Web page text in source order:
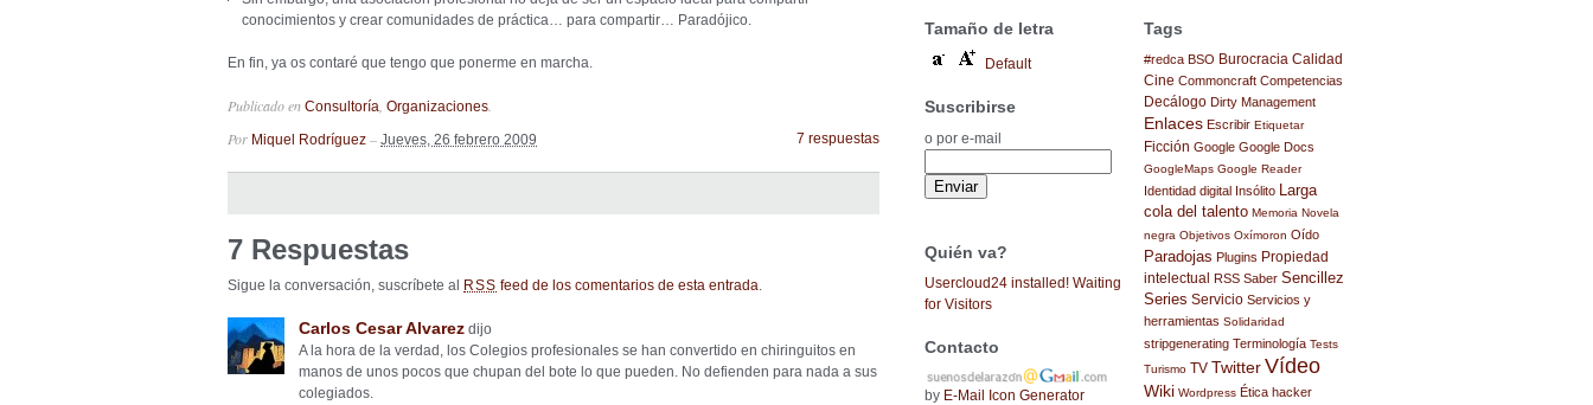
conocimientos y crear comunidades de práctica… para compartir… Paradójico.
En fin, ya os contaré que tengo que ponerme en marcha.
Publicado en Consultoría Organizaciones
7 respuestas
Por Miquel Rodríguez – Jueves, 26 febrero 2009
7 Respuestas
Sigue la conversación, suscríbete al RSS feed de los comentarios de esta entrada.
Carlos Cesar Alvarez dijo
A la hora de la verdad, los Colegios profesionales se han convertido en chiringuitos en
manos de unos pocos que chupan del bote lo que pueden. No defienden para nada a sus
colegiados.
Tamaño de letra
Default
Suscribirse
o por e-mail
Quién va?
Usercloud24 installed! Waiting
for Visitors
Contacto
by E-Mail Icon Generator
Tags
#redca BSO Burocracia Calidad
Cine Commoncraft Competencias
Decálogo Dirty Management
Enlaces Escribir Etiquetar
Ficción Google Google Docs
GoogleMaps Google Reader
Identidad digital Insólito Larga
cola del talento Memoria Novela
negra Objetivos Oxímoron Oído
Paradojas Plugins Propiedad
intelectual
RSS Saber Sencillez
Series Servicio Servicios y
herramientas Solidaridad
stripgenerating Terminología Tests
Turismo TV Twitter Vídeo
Wiki Wordpress Ética hacker